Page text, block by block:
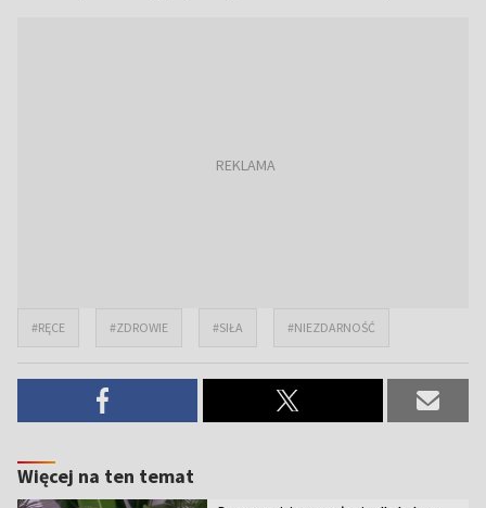
#RĘCE #ZDROWIE #SIŁA #NIEZDARNOŚĆ
Więcej na ten temat